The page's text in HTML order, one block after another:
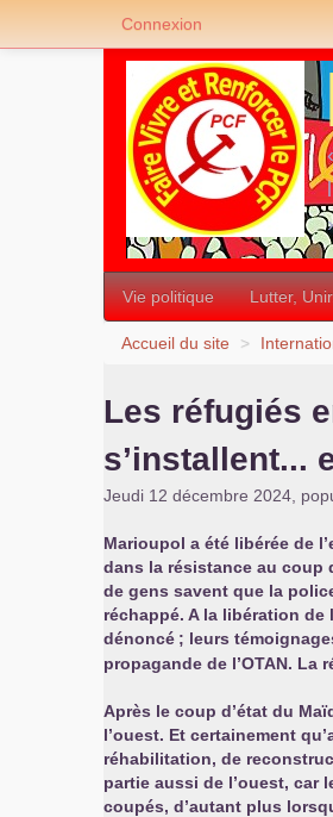
Vie politique Lutter,
Accueil du site >
Les réfugiés
s’installent...
Jeudi 12 décembre 2024
Marioupol a été libérée de
dans la résistance au coup
de gens savent que la
réchappé. A la libération
dénoncé ; leurs
propagande de l’OTAN. La
Après le coup d’état du
l’ouest. Et certainement
réhabilitation, de
partie aussi de l’ouest, car
coupés, d’autant plus
Connexion